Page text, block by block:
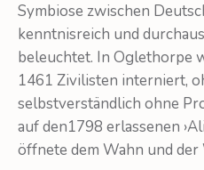
Symbiose zwischen
kenntnisreich und
beleuchtet. In Oglethorpe
1461 Zivilisten interniert,
selbstverständlich ohne
auf den1798 erlassenen
öffnete dem Wahn und der